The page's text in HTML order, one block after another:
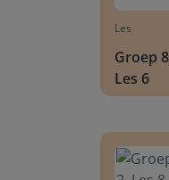
Les
Groep
Les 6